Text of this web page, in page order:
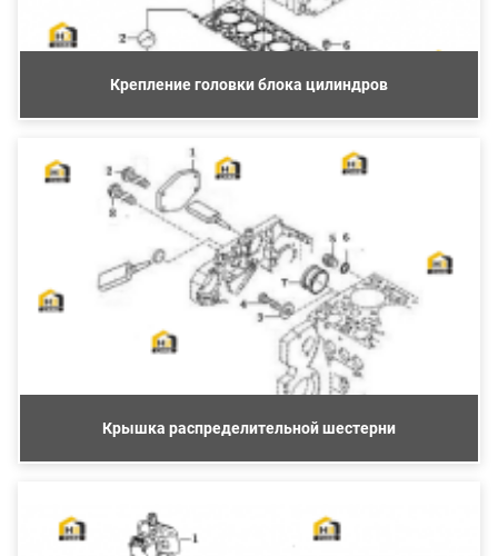
Крепление головки блока цилиндров
Крышка распределительной шестерни